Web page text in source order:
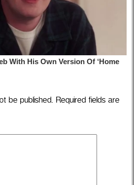
be published. Required fields are